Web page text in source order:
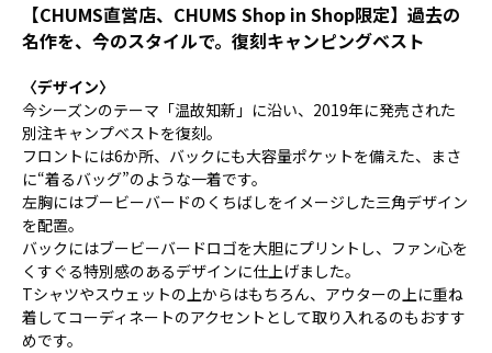
【CHUMS直営店、CHUMS Shop in Shop限定】過去の
名作を、今のスタイルで。復刻キャンピングベスト
〈デザイン〉
今シーズンのテーマ「温故知新」に沿い、2019年に発売された
別注キャンプベストを復刻。
フロントには6か所、バックにも大容量ポケットを備えた、まさ
に“着るバッグ”のような一着です。
左胸にはブービーバードのくちばしをイメージした三角デザイン
を配置。
バックにはブービーバードロゴを大胆にプリントし、ファン心を
くすぐる特別感のあるデザインに仕上げました。
Tシャツやスウェットの上からはもちろん、アウターの上に重ね
着してコーディネートのアクセントとして取り入れるのもおすす
めです。